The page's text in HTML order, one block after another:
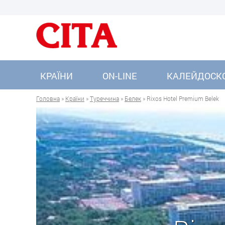
КРАЇНИ ON-LINE
Головна » Країни »Туреччина » Белек » Rixos Hotel Premium Belek